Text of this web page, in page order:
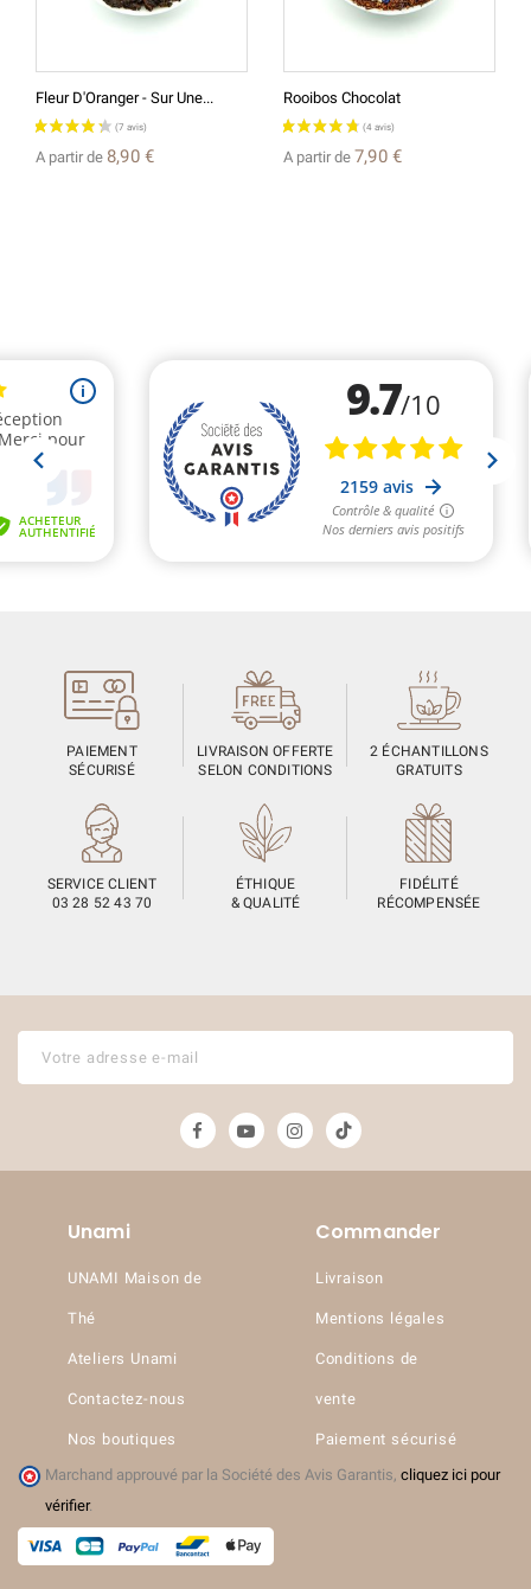
(7 avis)
Fleur D'Oranger - Sur Une...
A partir de 8,90 €
Rooibos Chocolat
A partir de 7,90 €
PAIEMENT
SÉCURISÉ
LIVRAISON OFFERTE
SELON CONDITIONS
2 ÉCHANTILLONS
GRATUITS
SERVICE CLIENT
03 28 52 43 70
ÉTHIQUE
& QUALITÉ
FIDÉLITÉ
RÉCOMPENSÉE
Unami
UNAMI Maison de
Thé
Ateliers Unami
Contactez-nous
Nos boutiques
Commander
Livraison
Mentions légales
Conditions de
vente
Paiement sécurisé
Marchand approuvé par la Société des Avis Garantis, cliquez ici pour
vérifier.